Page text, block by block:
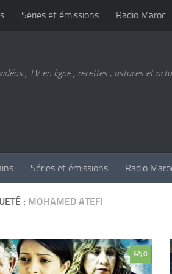
Séries et émissions Radio Maroc
, TV en ligne , recettes , astuces et
Séries et émissions Radio
: MOHAMED ATEFI
0